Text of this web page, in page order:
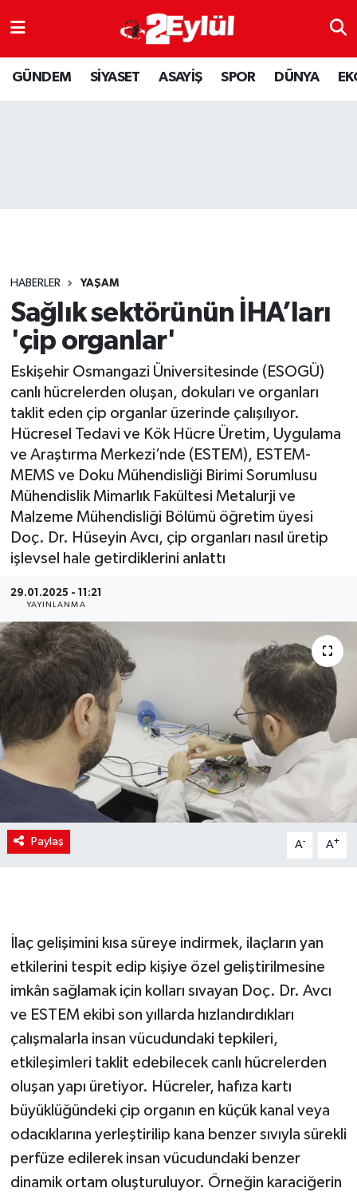
GÜNDEM SİYASET ASAYİŞ SPOR DÜNYA
HABERLER YAŞAM
Sağlık sektörünün İHA’ları
'çip organlar'
Eskişehir Osmangazi Üniversitesinde (ESOGÜ)
canlı hücrelerden oluşan, dokuları ve organları
taklit eden çip organlar üzerinde çalışılıyor.
Hücresel Tedavi ve Kök Hücre Üretim, Uygulama
ve Araştırma Merkezi’nde (ESTEM), ESTEM-
MEMS ve Doku Mühendisliği Birimi Sorumlusu
Mühendislik Mimarlık Fakültesi Metalurji ve
Malzeme Mühendisliği Bölümü öğretim üyesi
Doç. Dr. Hüseyin Avcı, çip organları nasıl üretip
işlevsel hale getirdiklerini anlattı
29.01.2025 - 11:21
YAYINLANMA
Paylaş A- A+
İlaç gelişimini kısa süreye indirmek, ilaçların yan
etkilerini tespit edip kişiye özel geliştirilmesine
imkân sağlamak için kolları sıvayan Doç. Dr. Avcı
ve ESTEM ekibi son yıllarda hızlandırdıkları
çalışmalarla insan vücudundaki tepkileri,
etkileşimleri taklit edebilecek canlı hücrelerden
oluşan yapı üretiyor. Hücreler, hafıza kartı
büyüklüğündeki çip organın en küçük kanal veya
odacıklarına yerleştirilip kana benzer sıvıyla sürekli
perfüze edilerek insan vücudundaki benzer
dinamik ortam oluşturuluyor. Örneğin karaciğerin
ASAYİŞ
DÜNYA
SPOR
YAŞAM
Nöbetçi Eczaneler
Hava Durumu
Son Dakika Haberleri
Haber Arşivi